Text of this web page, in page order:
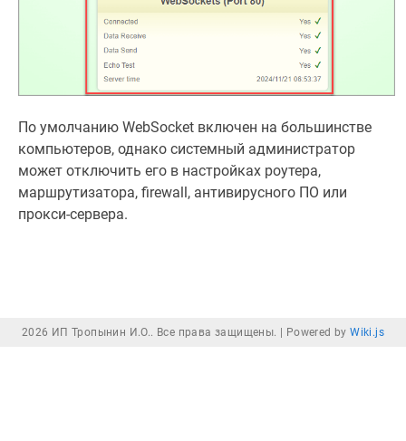
По умолчанию WebSocket включен на большинстве
компьютеров, однако системный администратор
может отключить его в настройках роутера,
маршрутизатора, firewall, антивирусного ПО или
прокси-сервера.
2026 ИП Тропынин И.О.. Все права защищены. | Powered byWiki.js